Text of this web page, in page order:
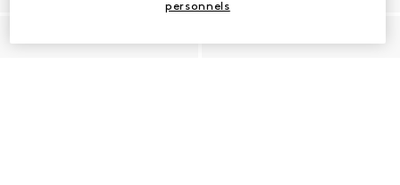
personnels